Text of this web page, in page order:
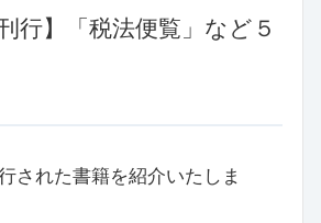
行】「税法便覧」など５
された書籍を紹介いたしま